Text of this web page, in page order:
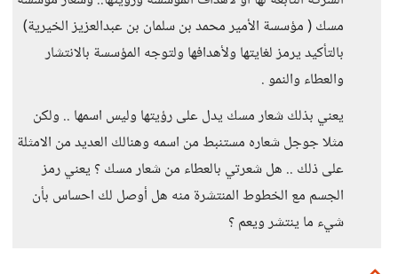
مسك ( مؤسسة الأمير محمد بن سلمان بن عبدالعزيز الخيرية)
بالتأكيد يرمز لغايتها ولأهدافها ولتوجه المؤسسة بالانتشار
والعطاء والنمو .
يعني بذلك شعار مسك يدل على رؤيتها وليس اسمها .. ولكن
مثلا جوجل شعاره مستنبط من اسمه وهنالك العديد من الامثلة
على ذلك .. هل شعرتي بالعطاء من شعار مسك ؟ يعني رمز
الجسم مع الخطوط المنتشرة منه هل أوصل لك احساس بأن
شيء ما ينتشر ويعم ؟